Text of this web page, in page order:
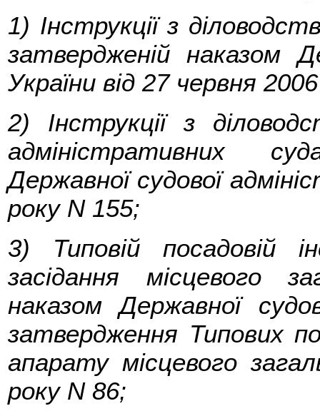
1) Інструкції з
затвердженій наказом
України від 27 червня
2) Інструкції з
адміністративних
Державної судової
року N 155;
3) Типовій посадовій
засідання місцевого
наказом Державної
затвердження Типових
апарату місцевого
року N 86;